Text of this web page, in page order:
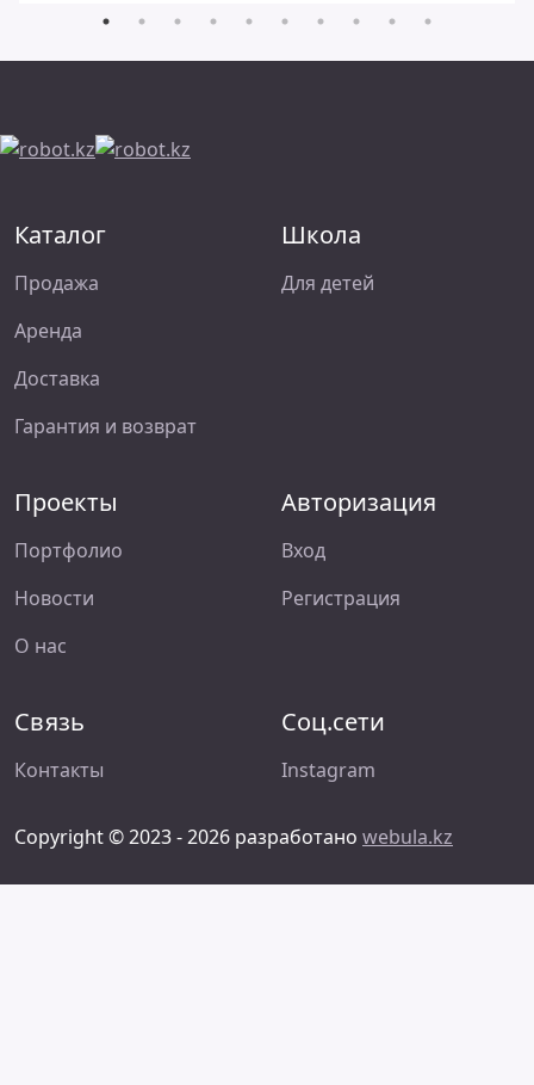
Каталог
Продажа
Аренда
Доставка
Гарантия и возврат
Школа
Для детей
Проекты
Портфолио
Новости
О нас
Авторизация
Вход
Регистрация
Связь
Контакты
Соц.сети
Instagram
Copyright © 2023 - 2026 разработано webula.kz